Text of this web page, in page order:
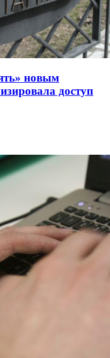
новым
доступ